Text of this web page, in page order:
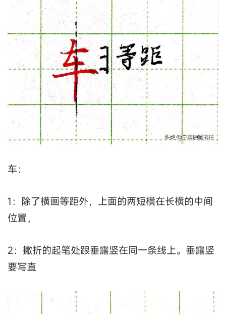
车：
1：除了横画等距外，上面的两短横在长横的中间
位置，
2：撇折的起笔处跟垂露竖在同一条线上。垂露竖
要写直